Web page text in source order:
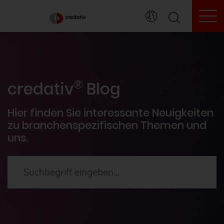
credativ® Blog
Hier finden Sie interessante Neuigkeiten
zu branchenspezifischen Themen und
uns.
Veranstaltungen
PostgreSQL®